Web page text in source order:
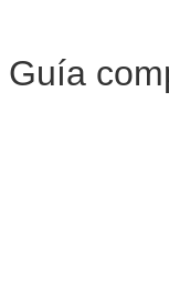
Guía